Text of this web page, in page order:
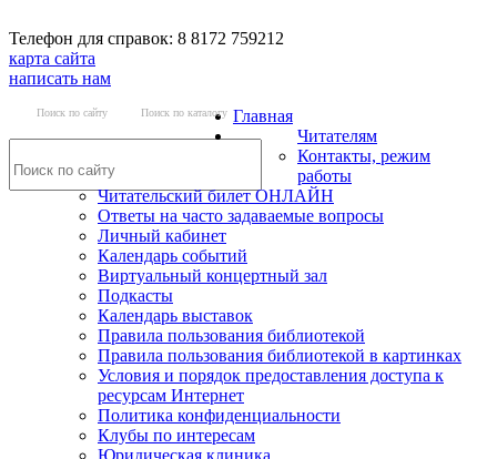
Телефон для справок: 8 8172 759212
карта сайта
написать нам
Поиск по сайту Поиск по каталогу Главная
Читателям
Контакты, режим
работы
Читательский билет ОНЛАЙН
Ответы на часто задаваемые вопросы
Личный кабинет
Календарь событий
Виртуальный концертный зал
Подкасты
Календарь выставок
Правила пользования библиотекой
Правила пользования библиотекой в картинках
Условия и порядок предоставления доступа к
ресурсам Интернет
Политика конфиденциальности
Клубы по интересам
Юридическая клиника